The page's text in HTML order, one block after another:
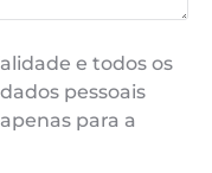
e todos os
pessoais
para a